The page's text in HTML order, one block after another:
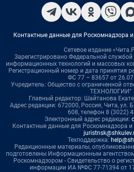
Контактные данные для Роскомнадзора
Сетевое издание
Зарегистрировано Федеральной службой
информационных технологий и массовых
Регистрационный номер и дата принятия
ФС 77 – 83657 от
Учредитель: Общество с ограниченной
ТЕХНОЛОГИИ"
Главный редактор: Шайтанова
Адрес редакции: 672000, Россия, Чита, ул.
608, телефон 8 (3022)
Электронный адрес редакции:
Контактные данные для Роскомнадзора и
Техподдержка:
Редакционные материалы,
подготовлены Информационным
Роскомнадзором - Свидетельство о
информации ИА №ФС 77-71394 от